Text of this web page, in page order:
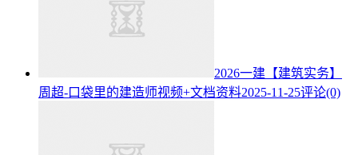
2026一建【建筑实务】
周超-口袋里的建造师视频+文档资料2025-11-25评论(0)